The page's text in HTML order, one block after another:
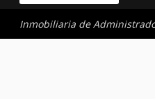
Inmobiliaria de